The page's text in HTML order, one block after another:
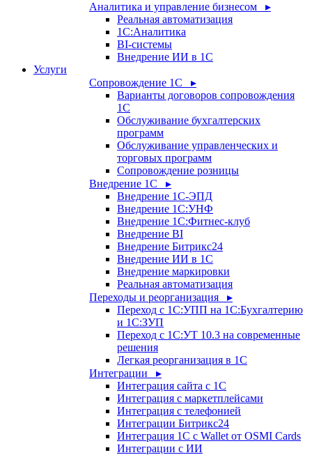
Аналитика и управление бизнесом ▸
Реальная автоматизация
1С:Аналитика
BI-системы
Внедрение ИИ в 1С
Услуги
Сопровождение 1С ▸
Варианты договоров сопровождения
1С
Обслуживание бухгалтерских
программ
Обслуживание управленческих и
торговых программ
Сопровождение розницы
Внедрение 1С ▸
Внедрение 1С-ЭПД
Внедрение 1С:УНФ
Внедрение 1С:Фитнес-клуб
Внедрение BI
Внедрение Битрикс24
Внедрение ИИ в 1С
Внедрение маркировки
Реальная автоматизация
Переходы и реорганизация ▸
Переход с 1С:УПП на 1С:Бухгалтерию
и 1С:ЗУП
Переход с 1С:УТ 10.3 на современные
решения
Легкая реорганизация в 1С
Интеграции ▸
Интеграция сайта с 1С
Интеграция с маркетплейсами
Интеграция с телефонией
Интеграции Битрикс24
Интеграция 1С с Wallet от OSMI Cards
Интеграции с ИИ